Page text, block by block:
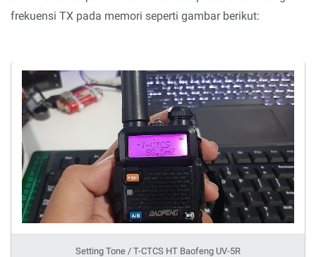
frekuensi TX pada memori seperti gambar berikut:
Setting Tone / T-CTCS HT Baofeng UV-5R